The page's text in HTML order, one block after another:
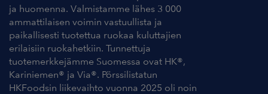
ja huomenna. Valmistamme lähes 3 000
ammattilaisen voimin vastuullista ja
paikallisesti tuotettua ruokaa kuluttajien
erilaisiin ruokahetkiin. Tunnettuja
tuotemerkkejämme Suomessa ovat HK®,
Kariniemen® ja Via®. Pörssilistatun
HKFoodsin liikevaihto vuonna 2025 oli noin